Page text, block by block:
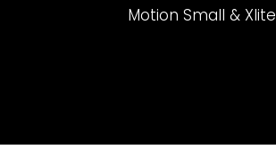
Motion Small & Xlite